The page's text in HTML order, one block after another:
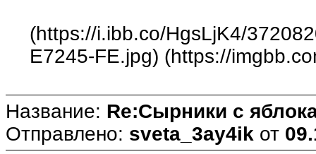
(https://i.ibb.co/HgsLjK4/
E7245-FE.jpg) (https://
Название: Re:Сырники с
Отправлено: sveta_3ay4ik от